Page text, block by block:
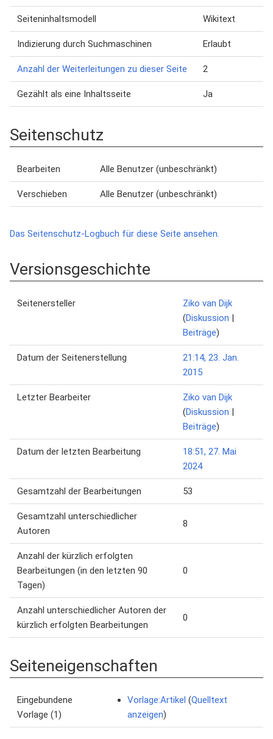
Seiteninhaltsmodell Wikitext
Indizierung durch Suchmaschinen Erlaubt
Anzahl der Weiterleitungen zu dieser Seite 2
Gezählt als eine Inhaltsseite Ja
Seitenschutz
Bearbeiten Alle Benutzer (unbeschränkt)
Verschieben Alle Benutzer (unbeschränkt)
Das Seitenschutz-Logbuch für diese Seite ansehen.
Versionsgeschichte
Seitenersteller
Ziko van Dijk
(Diskussion |
Beiträge)
Datum der Seitenerstellung
21:14, 23. Jan.
2015
Letzter Bearbeiter
Ziko van Dijk
(Diskussion |
Beiträge)
Datum der letzten Bearbeitung
18:51, 27. Mai
2024
Gesamtzahl der Bearbeitungen 53
Gesamtzahl unterschiedlicher
Autoren
8
Anzahl der kürzlich erfolgten
Bearbeitungen (in den letzten 90
Tagen)
0
Anzahl unterschiedlicher Autoren der
kürzlich erfolgten Bearbeitungen
0
Seiteneigenschaften
Eingebundene
Vorlage (1)
Vorlage:Artikel (Quelltext
anzeigen)